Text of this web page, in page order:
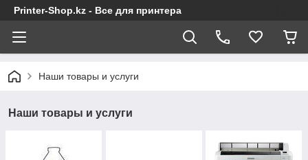
Printer-Shop.kz - Все для принтера
Наши товары и услуги
Наши товары и услуги